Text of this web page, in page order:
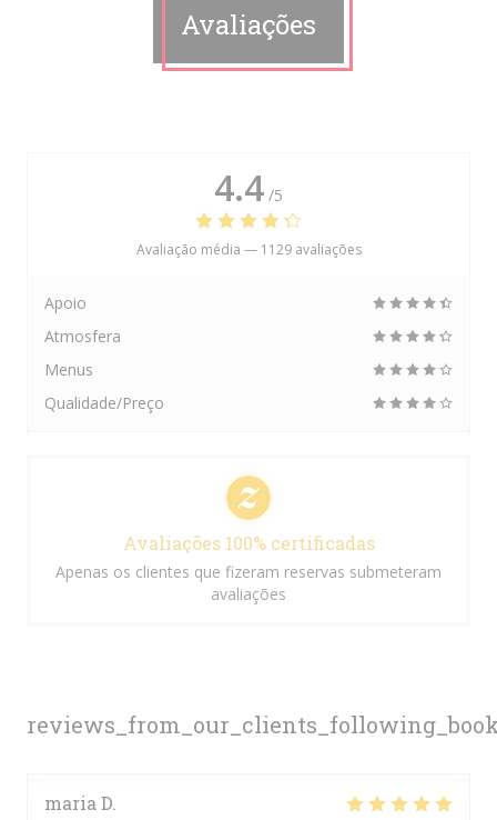
Avaliações
maria D
4.4 /5
Avaliação média — 1129 avaliações
Apoio
Atmosfera
Menus
Qualidade/Preço
Avaliações 100% certificadas
Apenas os clientes que fizeram reservas submeteram
avaliações